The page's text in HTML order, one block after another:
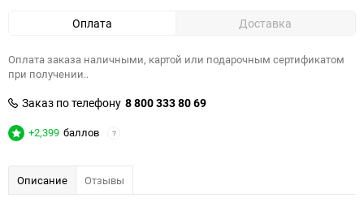
Оплата Доставка
Оплата заказа наличными, картой или подарочным сертификатом
при получении..
Заказ по телефону 8 800 333 80 69
+2,399 баллов ?
Описание Отзывы